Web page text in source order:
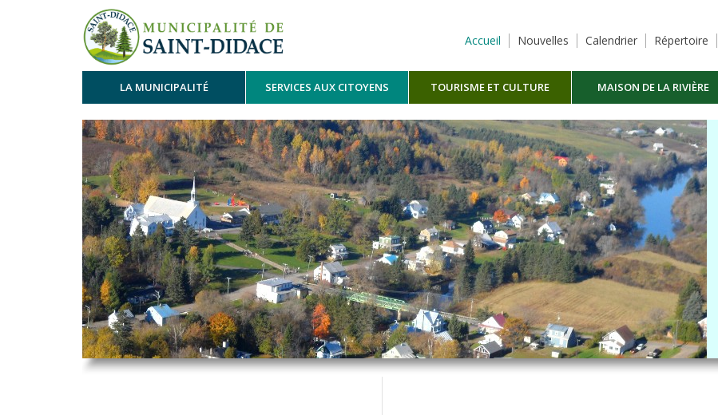
Accueil Nouvelles Calendrier Répertoire
LA MUNICIPALITÉ SERVICES AUX CITOYENS TOURISME ET CULTURE MAISON DE LA RIVIÈRE
MASKINONGÉ